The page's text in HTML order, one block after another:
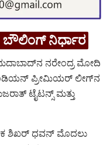
, ಬೌಲಿಂಗ್ ನಿರ್ಧಾರ
ನರೇಂದ್ರ ಮೋದಿ
ಪ್ರೀಮಿಯರ್ ಲೀಗ್‌ನ
ಟೈಟನ್ಸ್ ಮತ್ತು
ಶಿಖರ್ ಧವನ್ ಮೊದಲು